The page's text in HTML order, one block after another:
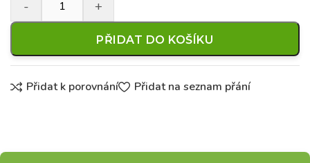
PŘIDAT DO KOŠÍKU
Přidat k porovnání Přidat na seznam přání